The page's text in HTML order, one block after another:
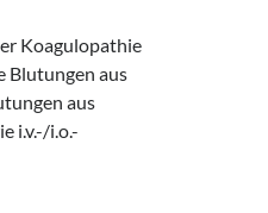
Koagulopathie
Blutungen aus
aus
i.v.-/i.o.-